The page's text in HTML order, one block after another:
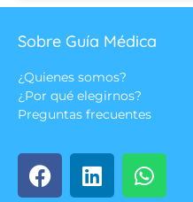
Sobre Guía Médica
¿Quienes somos?
¿Por qué elegirnos?
Preguntas frecuentes